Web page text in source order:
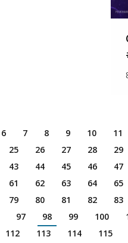
6 7 8 9 10 11
25 26 27 28 29
43 44 45 46 47
61 62 63 64 65
79 80 81 82 83
97 98 99 100
112 113 114 115